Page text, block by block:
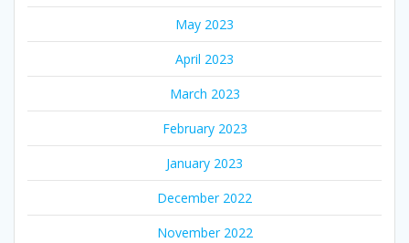
May 2023
April 2023
March 2023
February 2023
January 2023
December 2022
November 2022